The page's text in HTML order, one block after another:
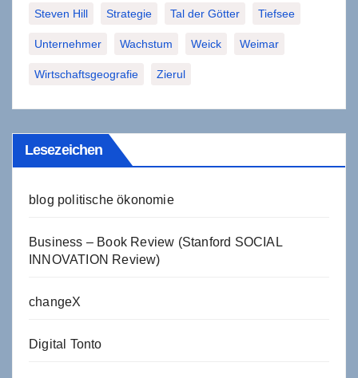
Steven Hill Strategie Tal der Götter Tiefsee
Unternehmer Wachstum Weick Weimar
Wirtschaftsgeografie Zierul
Lesezeichen
blog politische ökonomie
Business – Book Review (Stanford SOCIAL
INNOVATION Review)
changeX
Digital Tonto